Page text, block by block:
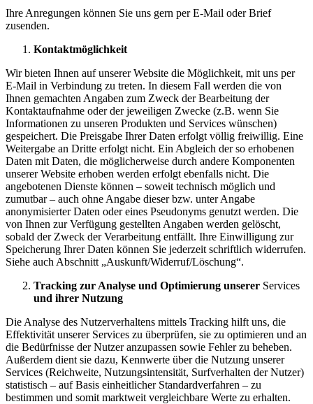
Ihre Anregungen können Sie uns gern per E-Mail oder Brief
zusenden.
Kontaktmöglichkeit
Wir bieten Ihnen auf unserer Website die Möglichkeit, mit uns per
E-Mail in Verbindung zu treten. In diesem Fall werden die von
Ihnen gemachten Angaben zum Zweck der Bearbeitung der
Kontaktaufnahme oder der jeweiligen Zwecke (z.B. wenn Sie
Informationen zu unseren Produkten und Services wünschen)
gespeichert. Die Preisgabe Ihrer Daten erfolgt völlig freiwillig. Eine
Weitergabe an Dritte erfolgt nicht. Ein Abgleich der so erhobenen
Daten mit Daten, die möglicherweise durch andere Komponenten
unserer Website erhoben werden erfolgt ebenfalls nicht. Die
angebotenen Dienste können – soweit technisch möglich und
zumutbar – auch ohne Angabe dieser bzw. unter Angabe
anonymisierter Daten oder eines Pseudonyms genutzt werden. Die
von Ihnen zur Verfügung gestellten Angaben werden gelöscht,
sobald der Zweck der Verarbeitung entfällt. Ihre Einwilligung zur
Speicherung Ihrer Daten können Sie jederzeit schriftlich widerrufen.
Siehe auch Abschnitt „Auskunft/Widerruf/Löschung“.
Tracking zur Analyse und Optimierung unserer Services
und ihrer Nutzung
Die Analyse des Nutzerverhaltens mittels Tracking hilft uns, die
Effektivität unserer Services zu überprüfen, sie zu optimieren und an
die Bedürfnisse der Nutzer anzupassen sowie Fehler zu beheben.
Außerdem dient sie dazu, Kennwerte über die Nutzung unserer
Services (Reichweite, Nutzungsintensität, Surfverhalten der Nutzer)
statistisch – auf Basis einheitlicher Standardverfahren – zu
bestimmen und somit marktweit vergleichbare Werte zu erhalten.